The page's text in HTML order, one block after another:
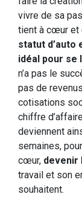
vivre de sa
tient à cœur et
statut d’auto
idéal pour se
n’a pas le
pas de
cotisations
chiffre
deviennent
semaines,
cœur, devenir
travail et son
souhaitent.